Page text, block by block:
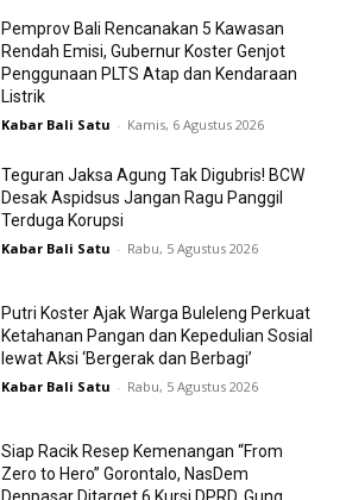
Pemprov Bali Rencanakan 5 Kawasan
Rendah Emisi, Gubernur Koster Genjot
Penggunaan PLTS Atap dan Kendaraan
Listrik
Kabar Bali Satu - Kamis, 6 Agustus 2026
Teguran Jaksa Agung Tak Digubris! BCW
Desak Aspidsus Jangan Ragu Panggil
Terduga Korupsi
Kabar Bali Satu - Rabu, 5 Agustus 2026
Putri Koster Ajak Warga Buleleng Perkuat
Ketahanan Pangan dan Kepedulian Sosial
lewat Aksi ‘Bergerak dan Berbagi’
Kabar Bali Satu - Rabu, 5 Agustus 2026
Siap Racik Resep Kemenangan “From
Zero to Hero” Gorontalo, NasDem
Denpasar Ditarget 6 Kursi DPRD, Gung